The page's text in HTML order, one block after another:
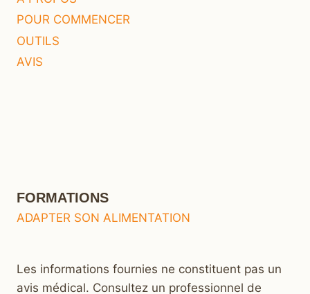
POUR COMMENCER
OUTILS
AVIS
FORMATIONS
ADAPTER SON ALIMENTATION
Les informations fournies ne constituent pas un
avis médical. Consultez un professionnel de